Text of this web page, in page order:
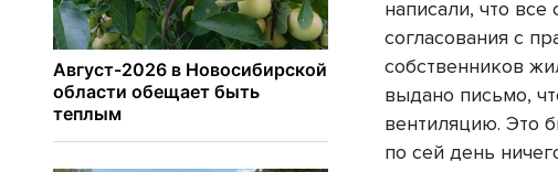
написали, что все
согласования с
собственников
выдано письмо,
вентиляцию. Это
по сей день